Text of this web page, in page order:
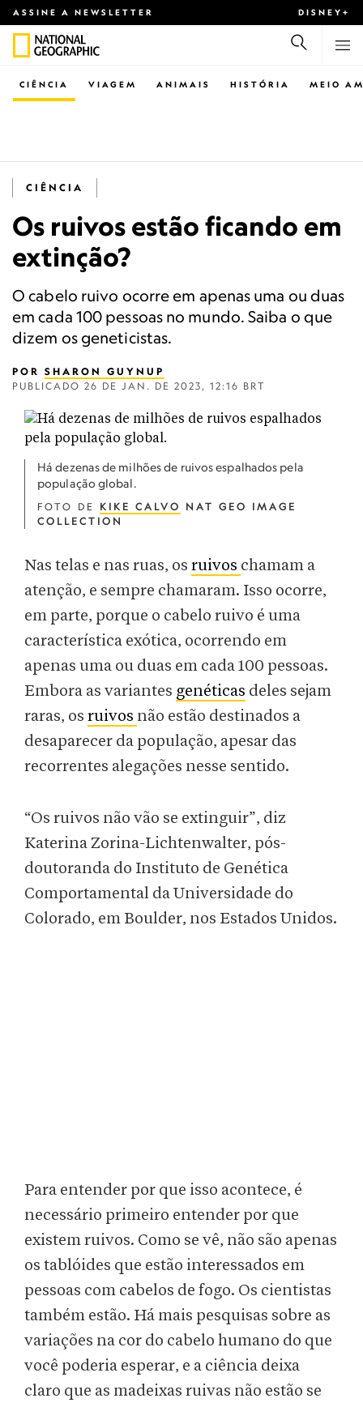
ASSINE A NEWSLETTER DISNEY+
CIÊNCIA VIAGEM ANIMAIS HISTÓRIA MEIO
CIÊNCIA
Os ruivos estão ficando em
extinção?
O cabelo ruivo ocorre em apenas uma ou duas
em cada 100 pessoas no mundo. Saiba o que
dizem os geneticistas.
POR SHARON GUYNUP
PUBLICADO 26 DE JAN. DE 2023, 12:16 BRT
Há dezenas de milhões de ruivos espalhados pela
população global.
FOTO DE KIKE CALVO
NAT GEO IMAGE
COLLECTION
Nas telas e nas ruas, os ruivos chamam a
atenção, e sempre chamaram. Isso ocorre,
em parte, porque o cabelo ruivo é uma
característica exótica, ocorrendo em
apenas uma ou duas em cada 100 pessoas.
Embora as variantes genéticas deles sejam
raras, os ruivos não estão destinados a
desaparecer da população, apesar das
recorrentes alegações nesse sentido.
“Os ruivos não vão se extinguir”, diz
Katerina Zorina-Lichtenwalter, pós-
doutoranda do Instituto de Genética
Comportamental da Universidade do
Colorado, em Boulder, nos Estados Unidos.
Para entender por que isso acontece, é
necessário primeiro entender por que
existem ruivos. Como se vê, não são apenas
os tablóides que estão interessados ​​em
pessoas com cabelos de fogo. Os cientistas
também estão. Há mais pesquisas sobre as
variações na cor do cabelo humano do que
você poderia esperar, e a ciência deixa
claro que as madeixas ruivas não estão se